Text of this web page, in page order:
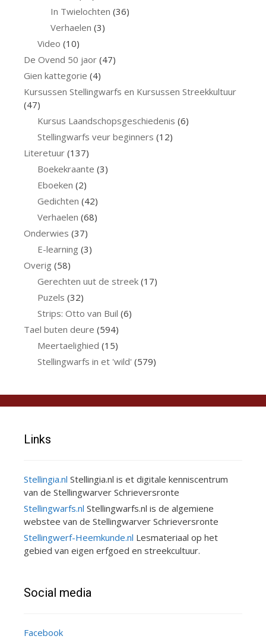
In Twielochten (36)
Verhaelen (3)
Video (10)
De Ovend 50 jaor (47)
Gien kattegorie (4)
Kursussen Stellingwarfs en Kursussen Streekkultuur
(47)
Kursus Laandschopsgeschiedenis (6)
Stellingwarfs veur beginners (12)
Literetuur (137)
Boekekraante (3)
Eboeken (2)
Gedichten (42)
Verhaelen (68)
Onderwies (37)
E-learning (3)
Overig (58)
Gerechten uut de streek(17)
Puzels (32)
Strips: Otto van Buil (6)
Tael buten deure (594)
Meertaelighied (15)
Stellingwarfs in et 'wild' (579)
Links
Stellingia.nl Stellingia.nl is et digitale kenniscentrum
van de Stellingwarver Schrieversronte
Stellingwarfs.nl Stellingwarfs.nl is de algemiene
webstee van de Stellingwarver Schrieversronte
Stellingwerf-Heemkunde.nl Lesmateriaal op het
gebied van eigen erfgoed en streekcultuur.
Social media
Facebook